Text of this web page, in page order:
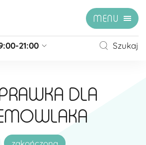
MENU
21:00
zamknięte
10:00 - 20:00
Szukaj
DLA